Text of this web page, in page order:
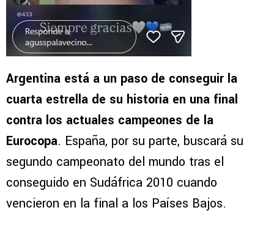
Argentina está a un paso de conseguir la
cuarta estrella de su historia en una final
contra los actuales campeones de la
Eurocopa. España, por su parte, buscará su
segundo campeonato del mundo tras el
conseguido en Sudáfrica 2010 cuando
vencieron en la final a los Países Bajos.